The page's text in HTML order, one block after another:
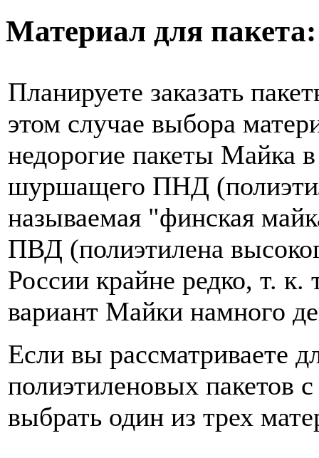
Материал для
Планируете заказать
этом случае выбора
недорогие пакеты Майка
шуршащего ПНД
называемая "финская
ПВД (полиэтилена
России крайне редко, т.
вариант Майки намного
Если вы рассматриваете
полиэтиленовых пакетов
выбрать один из трех